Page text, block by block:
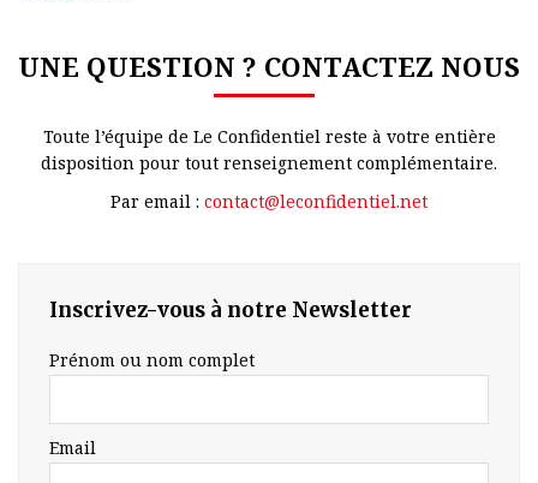
UNE QUESTION ? CONTACTEZ NOUS
Toute l’équipe de Le Confidentiel reste à votre entière
disposition pour tout renseignement complémentaire.
Par email : contact@leconfidentiel.net
Inscrivez-vous à notre Newsletter
Prénom ou nom complet
Email